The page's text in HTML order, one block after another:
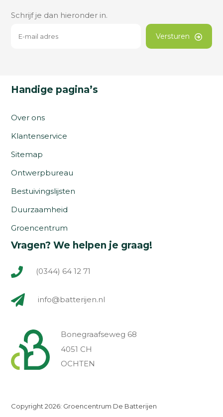
Schrijf je dan hieronder in.
Versturen
Handige pagina’s
Over ons
Klantenservice
Sitemap
Ontwerpbureau
Bestuivingslijsten
Duurzaamheid
Groencentrum
Vragen? We helpen je graag!
(0344) 64 12 71
info@batterijen.nl
Bonegraafseweg 68
4051 CH
OCHTEN
Copyright 2026: Groencentrum De Batterijen